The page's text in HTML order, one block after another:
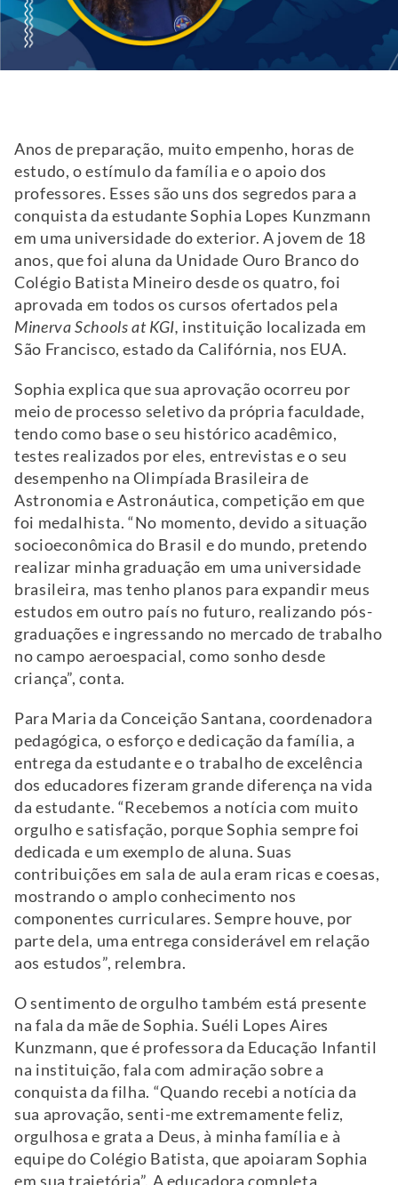
Anos de preparação, muito empenho, horas de
estudo, o estímulo da família e o apoio dos
professores. Esses são uns dos segredos para a
conquista da estudante Sophia Lopes Kunzmann
em uma universidade do exterior. A jovem de 18
anos, que foi aluna da Unidade Ouro Branco do
Colégio Batista Mineiro desde os quatro, foi
aprovada em todos os cursos ofertados pela
Minerva Schools at KGI, instituição localizada em
São Francisco, estado da Califórnia, nos EUA.
Sophia explica que sua aprovação ocorreu por
meio de processo seletivo da própria faculdade,
tendo como base o seu histórico acadêmico,
testes realizados por eles, entrevistas e o seu
desempenho na Olimpíada Brasileira de
Astronomia e Astronáutica, competição em que
foi medalhista. “No momento, devido a situação
socioeconômica do Brasil e do mundo, pretendo
realizar minha graduação em uma universidade
brasileira, mas tenho planos para expandir meus
estudos em outro país no futuro, realizando pós-
graduações e ingressando no mercado de trabalho
no campo aeroespacial, como sonho desde
criança”, conta.
Para Maria da Conceição Santana, coordenadora
pedagógica, o esforço e dedicação da família, a
entrega da estudante e o trabalho de excelência
dos educadores fizeram grande diferença na vida
da estudante. “Recebemos a notícia com muito
orgulho e satisfação, porque Sophia sempre foi
dedicada e um exemplo de aluna. Suas
contribuições em sala de aula eram ricas e coesas,
mostrando o amplo conhecimento nos
componentes curriculares. Sempre houve, por
parte dela, uma entrega considerável em relação
aos estudos”, relembra.
O sentimento de orgulho também está presente
na fala da mãe de Sophia. Suéli Lopes Aires
Kunzmann, que é professora da Educação Infantil
na instituição, fala com admiração sobre a
conquista da filha. “Quando recebi a notícia da
sua aprovação, senti-me extremamente feliz,
orgulhosa e grata a Deus, à minha família e à
equipe do Colégio Batista, que apoiaram Sophia